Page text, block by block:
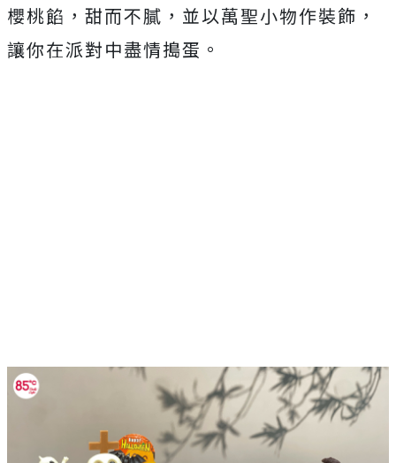
櫻桃餡，甜而不膩，並以萬聖小物作裝飾，
讓你在派對中盡情搗蛋。